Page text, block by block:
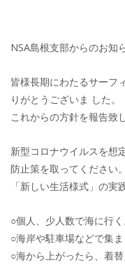
NSA島根支部からのお知ら
皆様長期にわたるサーフ
りがとうございま した。
これからの方針を報告致
新型コロナウイルスを想
防止策を取ってください
「新しい生活様式」の実
○個人、少人数で海に行く
○海岸や駐車場などで集
○海から上がったら、着替